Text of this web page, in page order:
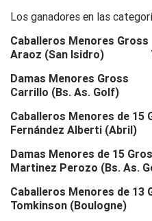
Los ganadores en las
Caballeros Menores
Araoz (San Isidro)
Damas Menores
Carrillo (Bs. As.
Caballeros Menores de
Fernández Alberti
Damas Menores de
Martinez Perozo (Bs. As.
Caballeros Menores
Tomkinson